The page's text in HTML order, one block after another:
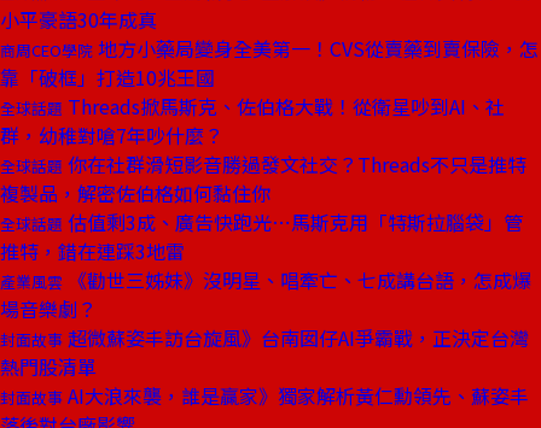
小平豪語30年成真
商周CEO學院 地方小藥局變身全美第一！CVS從賣藥到賣保險，怎
靠「破框」打造10兆王國
全球話題 Threads掀馬斯克、佐伯格大戰！從衛星吵到AI、社
群，幼稚對嗆7年吵什麼？
全球話題 你在社群滑短影音勝過發文社交？Threads不只是推特
複製品，解密佐伯格如何黏住你
全球話題 估值剩3成、廣告快跑光⋯馬斯克用「特斯拉腦袋」管
推特，錯在連踩3地雷
產業風雲
《勸世三姊妹》沒明星、唱牽亡、七成講台語，怎成爆
場音樂劇？
封面故事 超微蘇姿丰訪台旋風》台南囡仔AI爭霸戰，正決定台灣
熱門股清單
封面故事 AI大浪來襲，誰是贏家》獨家解析黃仁勳領先、蘇姿丰